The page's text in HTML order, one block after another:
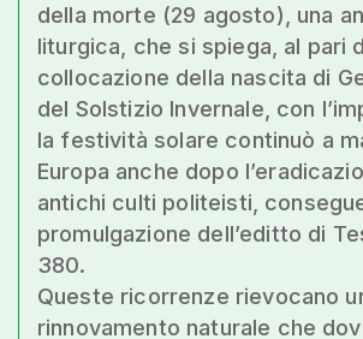
della morte (29 agosto), una
liturgica, che si spiega, al pari
collocazione della nascita di
del Solstizio Invernale, con
la festività solare continuò a
Europa anche dopo
antichi culti politeisti,
promulgazione dell’editto di
380.
Queste ricorrenze rievocano
rinnovamento naturale che